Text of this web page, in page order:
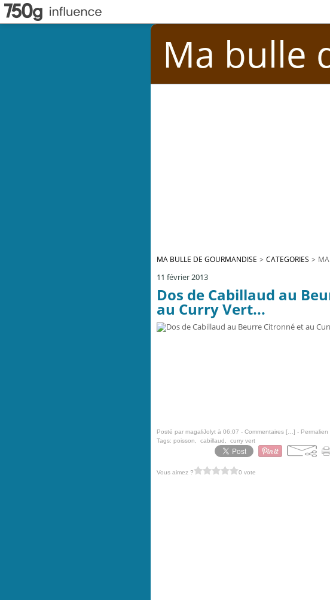
Ma bulle
MA BULLE DE GOURMANDISE > CATEGORIES >
11 février 2013
Dos de Cabillaud au
au Curry Vert...
Posté par magaliJolyt à 06:07 - Commentaires [ ] - Permalien
Tags: poisson cabillaud curry vert
Vous aimez ? 0 vote